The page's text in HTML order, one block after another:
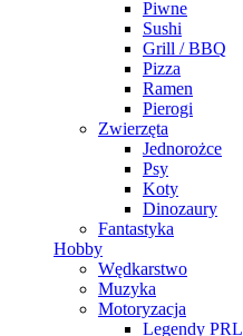
Piwne
Sushi
Grill / BBQ
Pizza
Ramen
Pierogi
Zwierzęta
Jednorożce
Psy
Koty
Dinozaury
Fantastyka
Hobby
Wędkarstwo
Muzyka
Motoryzacja
Legendy PRL